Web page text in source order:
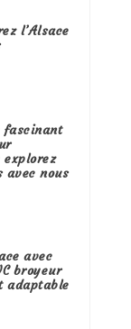
l’Alsace
fascinant
explorez
avec nous
avec
broyeur
adaptable